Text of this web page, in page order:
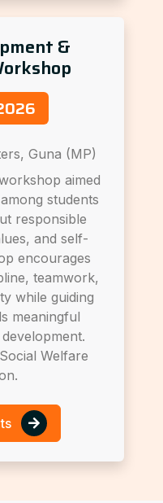
&
Guna (MP)
aimed
students
responsible
and self-
encourages
teamwork,
while guiding
meaningful
Welfare